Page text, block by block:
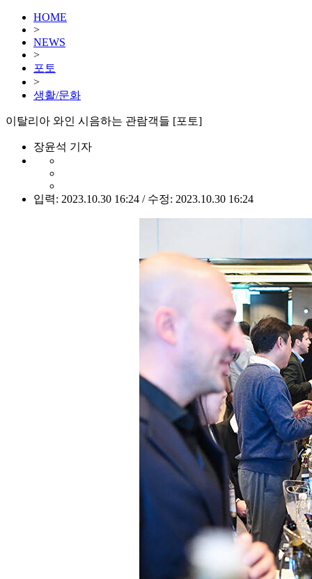
HOME
>
NEWS
>
포토
>
생활/문화
이탈리아 와인 시음하는 관람객들 [포토]
장윤석 기자
입력: 2023.10.30 16:24 / 수정: 2023.10.30 16:24